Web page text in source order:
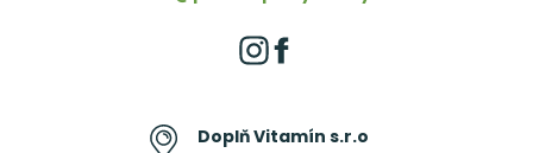
Doplň Vitamín s.r.o